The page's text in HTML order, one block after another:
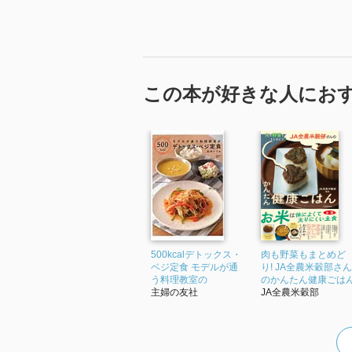
この本が好きな人にお
500kcalデトックス・
ベジ定食 モデルが通
う料理教室の
主婦の友社
肉も野菜もまとめど
り! JA全農米穀部さん
のかんたん健康ごは
JA全農米穀部